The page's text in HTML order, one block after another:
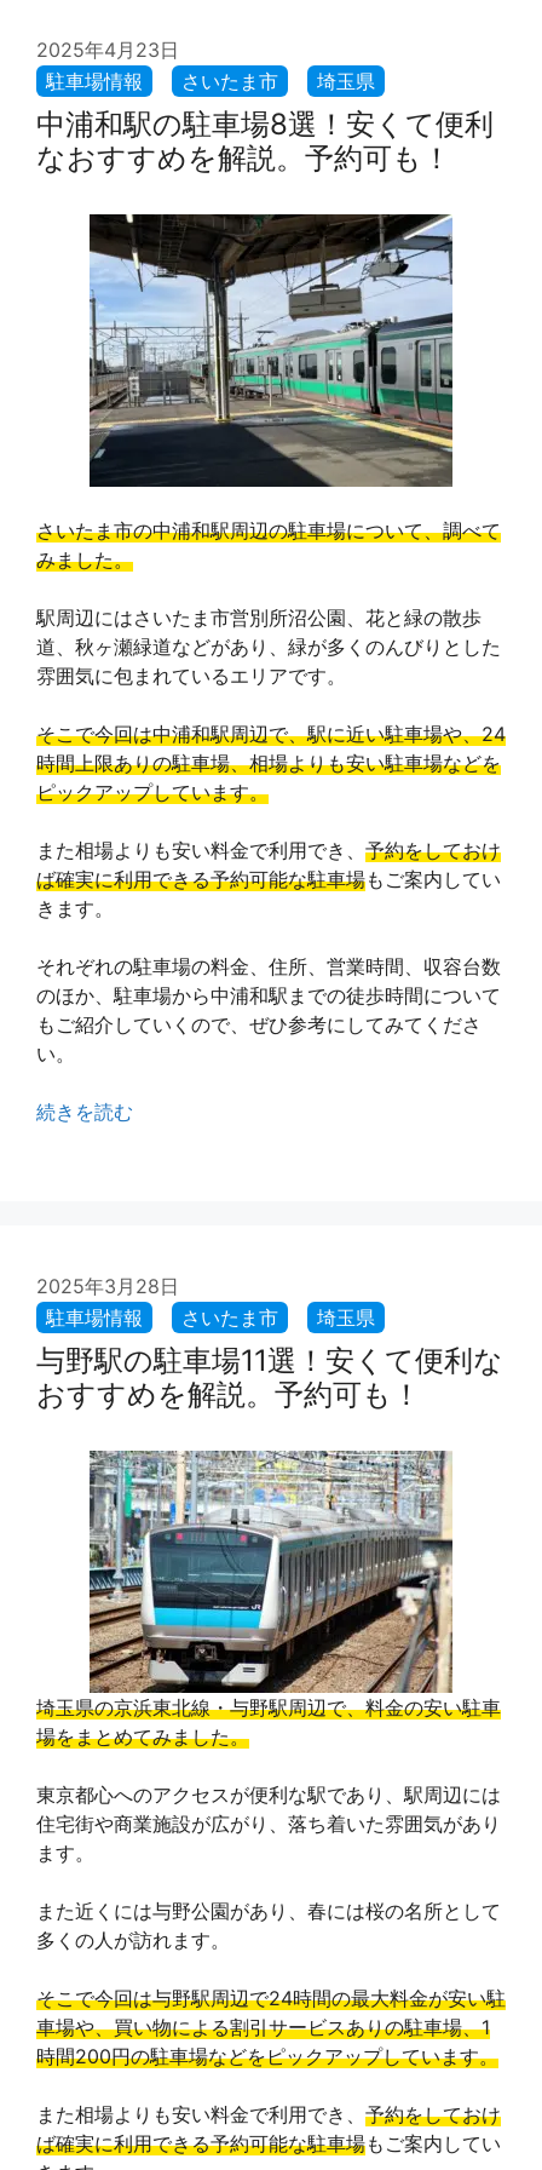
2025年4月23日
中浦和駅の駐車場8選！安くて便利
なおすすめを解説。予約可も！
さいたま市の中浦和駅周辺の駐車場について、調べて
みました。
駅周辺にはさいたま市営別所沼公園、花と緑の散歩
道、秋ヶ瀬緑道などがあり、緑が多くのんびりとした
雰囲気に包まれているエリアです。
そこで今回は中浦和駅周辺で、駅に近い駐車場や、24
時間上限ありの駐車場、相場よりも安い駐車場などを
ピックアップしています。
また相場よりも安い料金で利用でき、 予約をしておけ
ば確実に利用できる予約可能な駐車場もご案内してい
きます。
それぞれの駐車場の料金、住所、営業時間、収容台数
のほか、駐車場から中浦和駅までの徒歩時間について
もご紹介していくので、ぜひ参考にしてみてくださ
い。
続きを読む
2025年3月28日
与野駅の駐車場11選！安くて便利な
おすすめを解説。予約可も！
埼玉県の京浜東北線・与野駅周辺で、料金の安い駐車
場をまとめてみました。
東京都心へのアクセスが便利な駅であり、駅周辺には
住宅街や商業施設が広がり、落ち着いた雰囲気があり
ます。
また近くには与野公園があり、春には桜の名所として
多くの人が訪れます。
そこで今回は与野駅周辺で24時間の最大料金が安い駐
車場や、買い物による割引サービスありの駐車場、1
時間200円の駐車場などをピックアップしています。
また相場よりも安い料金で利用でき、 予約をしておけ
ば確実に利用できる予約可能な駐車場もご案内してい